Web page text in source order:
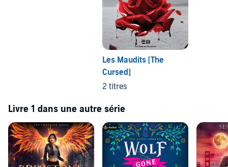
Les Maudits [The
Cursed]
2 titres
Livre 1 dans une autre série